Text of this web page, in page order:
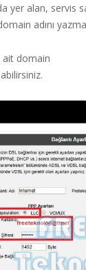
yer alan, servis
adını
ait domain